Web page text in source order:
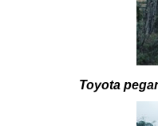
Toyota